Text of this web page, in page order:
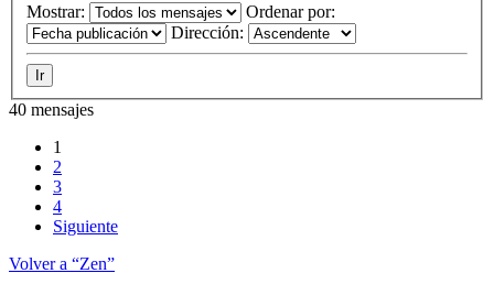
Mostrar:
Ordenar por:
Dirección:
40 mensajes
1
2
3
4
Siguiente
Volver a “Zen”